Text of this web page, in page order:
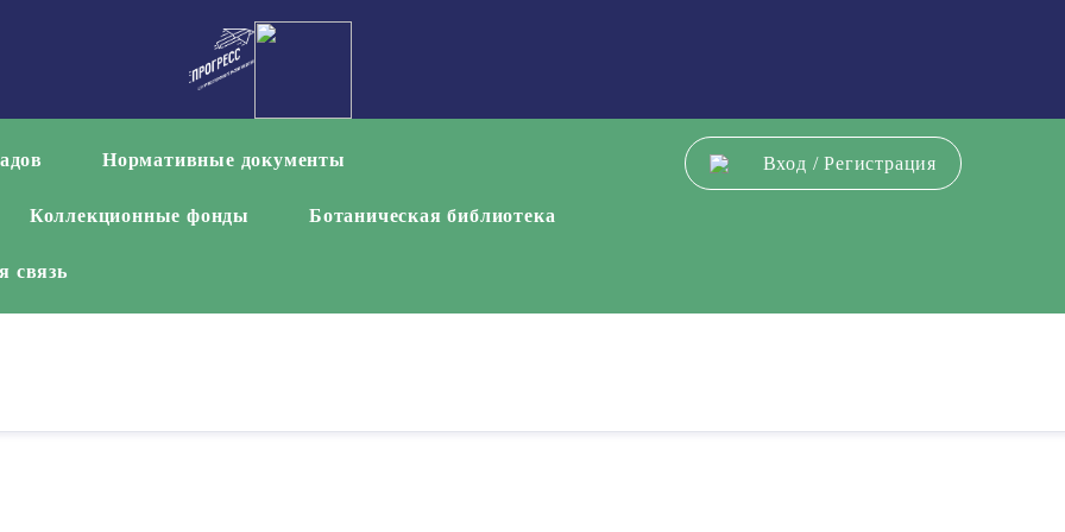
Нормативные документы
Коллекционные фонды Ботаническая библиотека
связь
Вход /Регистрация